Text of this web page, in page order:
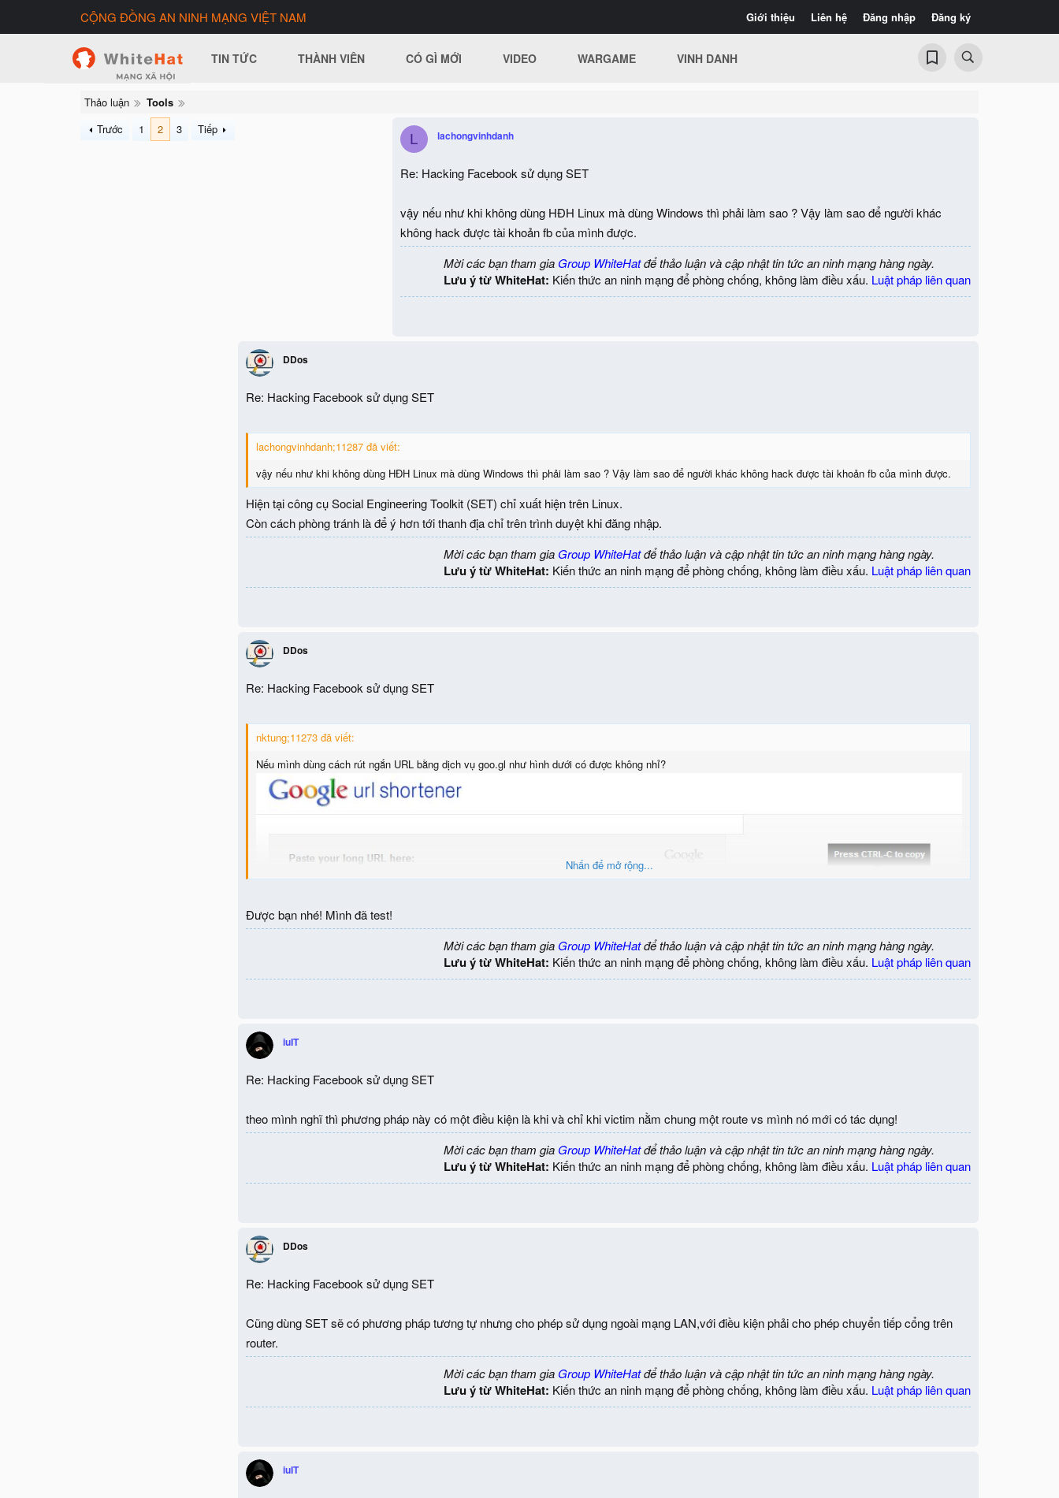
Giới thiệu Liên hệ Đăng nhập Đăng ký
CỘNG ĐỒNG AN NINH MẠNG VIỆT NAM
TIN TỨC THÀNH VIÊN CÓ GÌ MỚI VIDEO WARGAME VINH DANH
Thảo luận
Tools
Trước
1 2 3 Tiếp
L lachongvinhdanh
Re: Hacking Facebook sử dụng SET
vậy nếu như khi không dùng HĐH Linux mà dùng Windows thì phải làm sao ? Vậy làm sao để người khác
không hack được tài khoản fb của mình được.
Mời các bạn tham gia Group WhiteHatđể thảo luận và cập nhật tin tức an ninh mạng hàng ngày.
Lưu ý từ WhiteHat: Kiến thức an ninh mạng để phòng chống, không làm điều xấu. Luật pháp liên quan
DDos
Re: Hacking Facebook sử dụng SET
lachongvinhdanh;11287 đã viết:
vậy nếu như khi không dùng HĐH Linux mà dùng Windows thì phải làm sao ? Vậy làm sao để người khác không hack được tài khoản fb của mình được.
Hiện tại công cụ Social Engineering Toolkit (SET) chỉ xuất hiện trên Linux.
Còn cách phòng tránh là để ý hơn tới thanh địa chỉ trên trình duyệt khi đăng nhập.
Mời các bạn tham gia Group WhiteHatđể thảo luận và cập nhật tin tức an ninh mạng hàng ngày.
Lưu ý từ WhiteHat: Kiến thức an ninh mạng để phòng chống, không làm điều xấu. Luật pháp liên quan
DDos
Re: Hacking Facebook sử dụng SET
nktung;11273 đã viết:
Nếu mình dùng cách rút ngắn URL bằng dịch vụ goo.gl như hình dưới có được không nhỉ?
Nhấn để mở rộng...
Được bạn nhé! Mình đã test!
Mời các bạn tham gia Group WhiteHatđể thảo luận và cập nhật tin tức an ninh mạng hàng ngày.
Lưu ý từ WhiteHat: Kiến thức an ninh mạng để phòng chống, không làm điều xấu. Luật pháp liên quan
iuIT
Re: Hacking Facebook sử dụng SET
theo mình nghĩ thì phương pháp này có một điều kiện là khi và chỉ khi victim nằm chung một route vs mình nó mới có tác dụng!
Mời các bạn tham gia Group WhiteHatđể thảo luận và cập nhật tin tức an ninh mạng hàng ngày.
Lưu ý từ WhiteHat: Kiến thức an ninh mạng để phòng chống, không làm điều xấu. Luật pháp liên quan
DDos
Re: Hacking Facebook sử dụng SET
Cũng dùng SET sẽ có phương pháp tương tự nhưng cho phép sử dụng ngoài mạng LAN,với điều kiện phải cho phép chuyển tiếp cổng trên
router.
Mời các bạn tham gia Group WhiteHatđể thảo luận và cập nhật tin tức an ninh mạng hàng ngày.
Lưu ý từ WhiteHat: Kiến thức an ninh mạng để phòng chống, không làm điều xấu. Luật pháp liên quan
iuIT